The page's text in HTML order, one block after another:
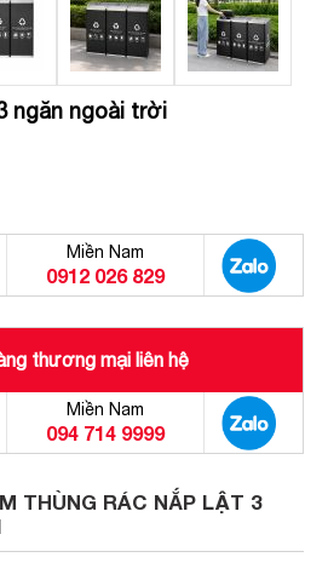
ngăn ngoài trời
Miền Nam
0912 026 829
thương mại liên hệ
Miền Nam
094 714 9999
THÙNG RÁC NẮP LẬT 3